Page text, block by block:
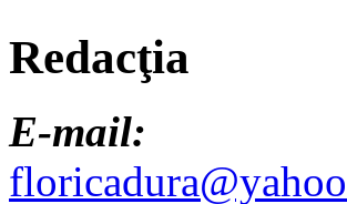
Redacţia
E-mail: